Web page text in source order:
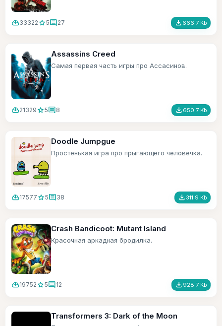
cloud_download33322 star5comment27 file_download 666.7 Kb
Assassins Creed
Самая первая часть игры про Ассасинов.
cloud_download21329 star5comment8 file_download 650.7 Kb
Doodle Jumpgue
Простенькая игра про прыгающего человечка.
cloud_download17577 star5comment38 file_download 311.9 Kb
Crash Bandicoot: Mutant Island
Красочная аркадная бродилка.
cloud_download19752 star5comment12 file_download 928.7 Kb
Transformers 3: Dark of the Moon